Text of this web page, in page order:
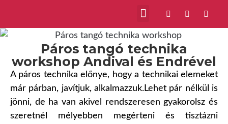
Páros tangó technika
workshop Andival és Endrével
A páros technika előnye, hogy a technikai elemeket
már párban, javítjuk, alkalmazzuk.Lehet pár nélkül is
jönni, de ha van akivel rendszeresen gyakorolsz és
szeretnél mélyebben megérteni és tisztázni